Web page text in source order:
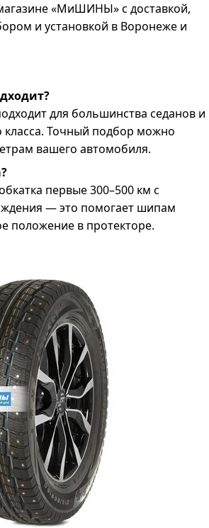
«МиШИНЫ» с доставкой,
и установкой в Воронеже и
для большинства седанов и
класса. Точный подбор можно
вашего автомобиля.
первые 300–500 км с
— это помогает шипам
положение в протекторе.